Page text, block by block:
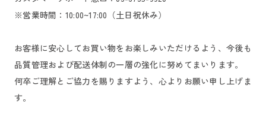
※営業時間：10:00~17:00（土日祝休み）
お客様に安心してお買い物をお楽しみいただけるよう、今後も
品質管理および配送体制の一層の強化に努めてまいります。
何卒ご理解とご協力を賜りますよう、心よりお願い申し上げま
す。